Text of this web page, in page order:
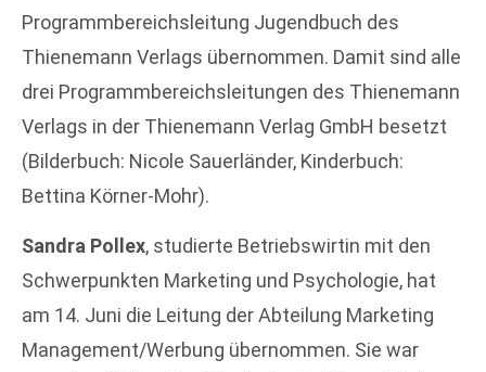
Programmbereichsleitung Jugendbuch des
Thienemann Verlags übernommen. Damit sind alle
drei Programmbereichsleitungen des Thienemann
Verlags in der Thienemann Verlag GmbH besetzt
(Bilderbuch: Nicole Sauerländer, Kinderbuch:
Bettina Körner-Mohr).
Sandra Pollex, studierte Betriebswirtin mit den
Schwerpunkten Marketing und Psychologie, hat
am 14. Juni die Leitung der Abteilung Marketing
Management/Werbung übernommen. Sie war